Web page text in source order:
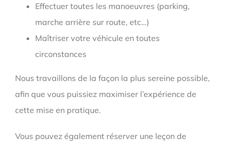
Effectuer toutes les manoeuvres (parking,
marche arrière sur route, etc…)
Maîtriser votre véhicule en toutes
circonstances
Nous travaillons de la façon la plus sereine possible,
afin que vous puissiez maximiser l’expérience de
cette mise en pratique.
Vous pouvez également réserver une leçon de